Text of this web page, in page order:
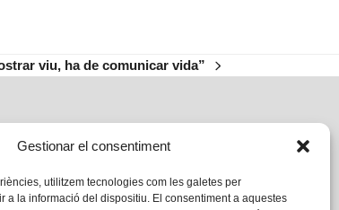
Gestionar el consentiment
utilitzem tecnologies com les galetes per
a la informació del dispositiu. El consentiment a aquestes
viu, ha de comunicar vida”